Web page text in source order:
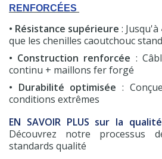
RENFORCÉES
• Résistance supérieure : Jusqu'à
que les chenilles caoutchouc
• Construction renforcée :
continu + maillons fer forgé
• Durabilité optimisée :
conditions extrêmes
EN SAVOIR PLUS sur la
Découvrez notre processus
standards qualité